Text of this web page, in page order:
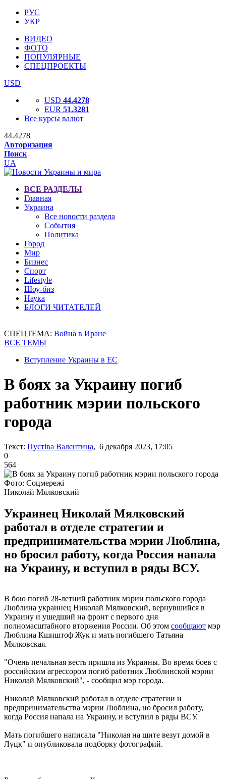
РУС
УКР
ВИДЕО
ФОТО
ПОПУЛЯРНЫЕ
СПЕЦПРОЕКТЫ
USD
USD 44.4278
EUR 51.3281
Все курсы валют
44.4278
Авторизация
Поиск
UA
ВСЕ РАЗДЕЛЫ
Главная
Украина
Все новости раздела
События
Политика
Город
Мир
Бизнес
Спорт
Lifestyle
Шоу-биз
Наука
БЛОГИ ЧИТАТЕЛЕЙ
СПЕЦТЕМА: Война в Иране
ВСЕ ТЕМЫ
Вступление Украины в ЕС
В боях за Украину погиб
работник мэрии польского
города
Текст: Пустіва Валентина, 6 декабря 2023, 17:05
0
564
Фото: Соцмережі
Николай Мялковский
Украинец Николай Мялковский
работал в отделе стратегии и
предпринимательства мэрии Люблина,
но бросил работу, когда Россия напала
на Украину, и вступил в ряды ВСУ.
В бою погиб 28-летний работник мэрии польского города
Люблина украинец Николай Мялковский, вернувшийся в
Украину и ушедший на фронт с первого дня
полномасштабного вторжения России. Об этом сообщают мэр
Люблина Кшиштоф Жук и мать погибшего Татьяна
Мялковская.
"Очень печальная весть пришла из Украины. Во время боев с
российским агрессором погиб работник Люблинской мэрии
Николай Мялковский", - сообщил мэр города.
Николай Мялковский работал в отделе стратегии и
предпринимательства мэрии Люблина, но бросил работу,
когда Россия напала на Украину, и вступил в ряды ВСУ.
Мать погибшего написала "Николая на щите везут домой в
Луцк" и опубликовала подборку фотографий.